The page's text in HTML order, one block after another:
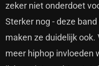
zeker niet onderdoet
Sterker nog - deze
maken ze duidelijk
meer hiphop invloeden